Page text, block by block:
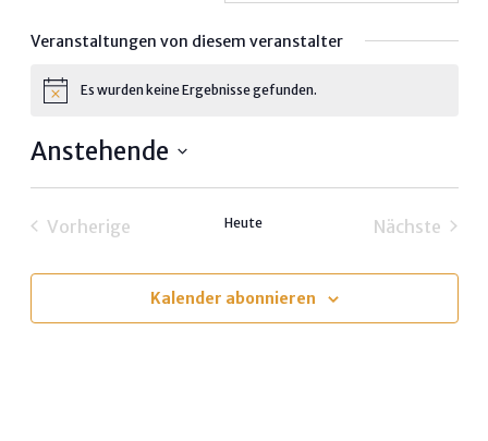
Veranstaltungen von diesem veranstalter
HinweisEs wurden keine Ergebnisse gefunden.
Anstehende
Vorherige
Heute
Nächste
Kalender abonnieren